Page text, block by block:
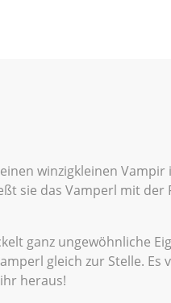
winzigkleinen
sie das Vamperl mit der
ganz ungewöhnliche
gleich zur Stelle. Es
heraus!